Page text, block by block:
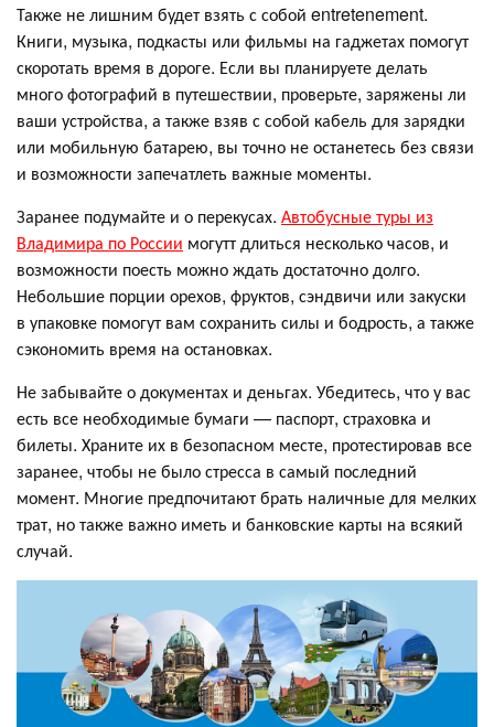
Также не лишним будет взять с собой entretenement.
Книги, музыка, подкасты или фильмы на гаджетах помогут
скоротать время в дороге. Если вы планируете делать
много фотографий в путешествии, проверьте, заряжены ли
ваши устройства, а также взяв с собой кабель для зарядки
или мобильную батарею, вы точно не останетесь без связи
и возможности запечатлеть важные моменты.
Заранее подумайте и о перекусах. Автобусные туры из
Владимира по России могутт длиться несколько часов, и
возможности поесть можно ждать достаточно долго.
Небольшие порции орехов, фруктов, сэндвичи или закуски
в упаковке помогут вам сохранить силы и бодрость, а также
сэкономить время на остановках.
Не забывайте о документах и деньгах. Убедитесь, что у вас
есть все необходимые бумаги — паспорт, страховка и
билеты. Храните их в безопасном месте, протестировав все
заранее, чтобы не было стресса в самый последний
момент. Многие предпочитают брать наличные для мелких
трат, но также важно иметь и банковские карты на всякий
случай.